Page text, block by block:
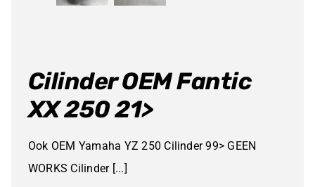
Cilinder OEM Fantic
XX 250 21>
Ook OEM Yamaha YZ 250 Cilinder 99> GEEN
WORKS Cilinder [...]